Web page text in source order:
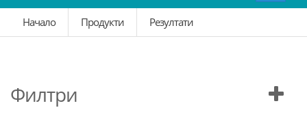
Начало
Продукти Резултати
Филтри